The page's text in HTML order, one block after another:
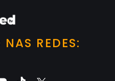
REDES: